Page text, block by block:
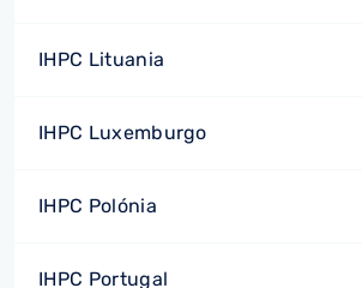
IHPC Lituania
IHPC Luxemburgo
IHPC Polónia
IHPC Portugal